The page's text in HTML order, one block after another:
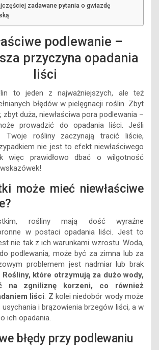
zadawane pytania o gwiazdę
podlewanie –
przyczyna opadania
liści
to jeden z najważniejszych, ale też
błędów w pielęgnacji roślin. Zbyt
zbyt duża, niewłaściwa pora podlewania –
prowadzić do opadania liści. Jeśli
Twoje rośliny zaczynają tracić liście,
nie jest to efekt niewłaściwego
więc prawidłowo dbać o wilgotność
może mieć niewłaściwe
rośliny mają dość wyraźne
w postaci opadania liści. Jest to
nie tak z ich warunkami wzrostu. Woda,
podlewania, może być za zimna lub za
problemem jest nadmiar lub brak
Rośliny, które otrzymują za dużo wody,
na zgniliznę korzeni, co również
liści. Z kolei niedobór wody może
i brązowienia brzegów liści, a w
ich opadania.
błędy przy podlewaniu